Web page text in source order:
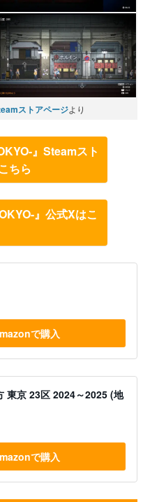
ストアページより
』Steamスト
ちら
』公式Xはこ
で購入
東京 23区 2024～2025 (地
で購入